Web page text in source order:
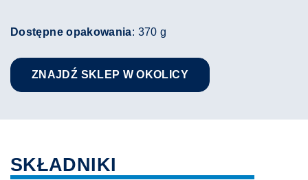
Dostępne opakowania: 370 g
ZNAJDŹ SKLEP W OKOLICY
SKŁADNIKI